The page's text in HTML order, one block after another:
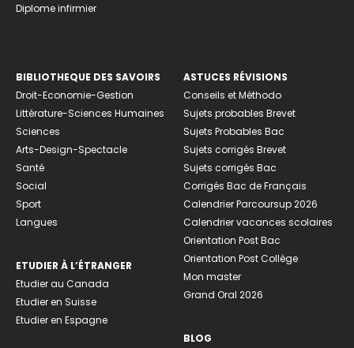
Diplome infirmier
BIBLIOTHEQUE DES SAVOIRS
Droit-Economie-Gestion
Littérature-Sciences Humaines
Sciences
Arts-Design-Spectacle
Santé
Social
Sport
Langues
ETUDIER À L’ÉTRANGER
Etudier au Canada
Etudier en Suisse
Etudier en Espagne
ASTUCES RÉVISIONS
Conseils et Méthodo
Sujets probables Brevet
Sujets Probables Bac
Sujets corrigés Brevet
Sujets corrigés Bac
Corrigés Bac de Français
Calendrier Parcoursup 2026
Calendrier vacances scolaires
Orientation Post Bac
Orientation Post Collège
Mon master
Grand Oral 2026
BLOG